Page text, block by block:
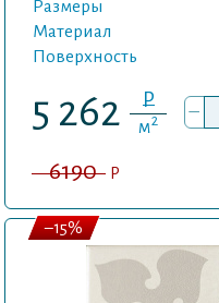
Размеры
Материал
Поверхность
5 262 P
м2 –
6190 P
–15%